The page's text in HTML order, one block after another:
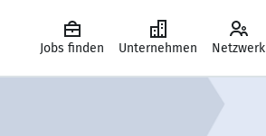
Jobs finden Unternehmen Netzwerk